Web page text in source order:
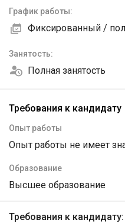
График работы:
Фиксированный /
Занятость:
Полная занятость
Требования к кандидату
Опыт работы
Опыт работы не имеет
Образование
Высшее образование
Требования к кандидату: